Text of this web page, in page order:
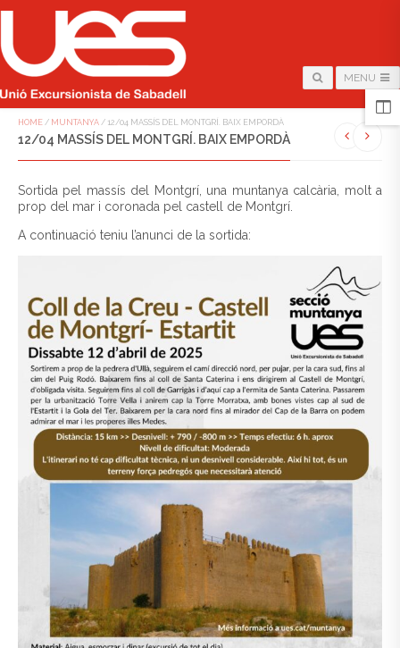
MENU
HOME / MUNTANYA / 12/04 MASSÍS DEL MONTGRÍ. BAIX EMPORDÀ
12/04 MASSÍS DEL MONTGRÍ. BAIX EMPORDÀ
Sortida pel massís del Montgrí, una muntanya calcària, molt a
prop del mar i coronada pel castell de Montgrí.
A continuació teniu l’anunci de la sortida: